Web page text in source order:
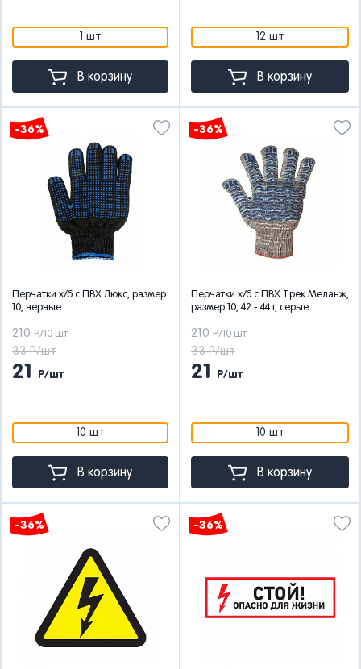
1 шт
В корзину
12 шт
В корзину
-36%
Перчатки х/б с ПВХ Люкс, размер
10, черные
210 Р/10 шт
33 Р/шт
21 Р/шт
10 шт
В корзину
-36%
Перчатки х/б с ПВХ Трек Меланж,
размер 10, 42 - 44 г, серые
210 Р/10 шт
33 Р/шт
21 Р/шт
10 шт
В корзину
-36% -36%